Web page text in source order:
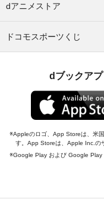
dアニメストア
ドコモスポーツくじ
dブックア
Appleのロゴ、App Storeは、米
す。App Storeは、Apple Inc.の
Google Play および Google Play